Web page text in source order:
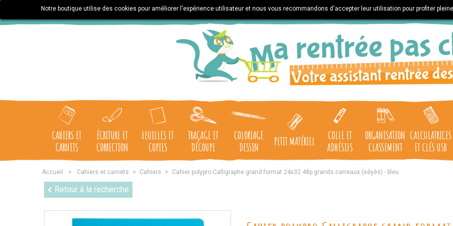
Notre boutique utilise des cookies pour améliorer l'expérience utilisateur et nous vous recommandons d'accepter leur utilisation pour profiter
CAHIERS ET
CARNETS
ÉCRITURE ET
CORRECTION
FEUILLES ET
COPIES
TRAÇAGE ET
DÉCOUPE
COLORIAGE
DESSIN
PETIT MATÉRIEL
COLLE ET
ADHÉSIFS
ORGANISATION
CLASSEMENT
CALCULATRICES
ET CLÉS USB
Accueil > Cahiers et carnets > Cahiers > Cahier polypro Calligraphe grand format 24x32 48p grands carreaux (séyès) - bleu
Retour à la recherche